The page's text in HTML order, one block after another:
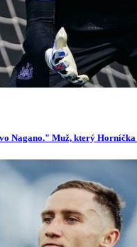
Nagano." Muž, který